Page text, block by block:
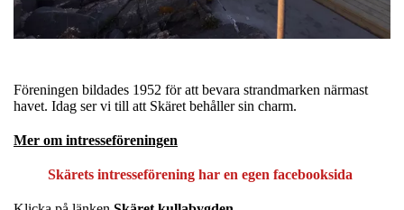
Föreningen bildades 1952 för att bevara strandmarken närmast
havet. Idag ser vi till att Skäret behåller sin charm.
Mer om intresseföreningen
Skärets intresseförening har en egen facebooksida